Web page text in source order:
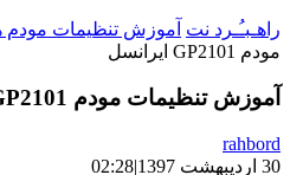
راهـبـُـرد نت آموزش تنظیمات مودم
مودم GP2101 ایرانسل
آموزش تنظیمات مودم GP2101 ایرانسل
rahbord
30 اردیبهشت 1397
|
02:28